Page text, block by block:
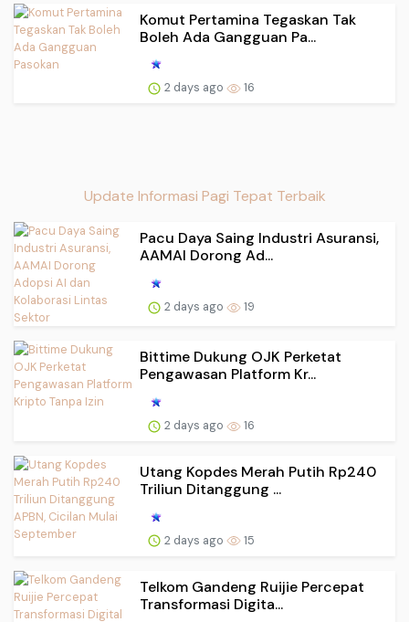
Komut Pertamina Tegaskan Tak
Boleh Ada Gangguan Pa...
2 days ago 16
Update Informasi Pagi Tepat Terbaik
Pacu Daya Saing Industri Asuransi,
AAMAI Dorong Ad...
2 days ago 19
Bittime Dukung OJK Perketat
Pengawasan Platform Kr...
2 days ago 16
Utang Kopdes Merah Putih Rp240
Triliun Ditanggung ...
2 days ago 15
Telkom Gandeng Ruijie Percepat
Transformasi Digita...